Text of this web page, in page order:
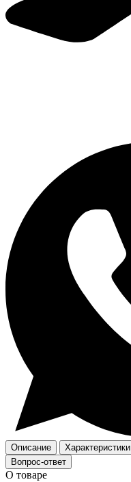
Описание Характеристики
Вопрос-ответ
О товаре